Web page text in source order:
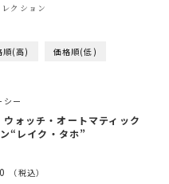
クション
順(高) 価格順(低)
シー
ウォッチ・オートマティック
“レイク・タホ”
（税込）